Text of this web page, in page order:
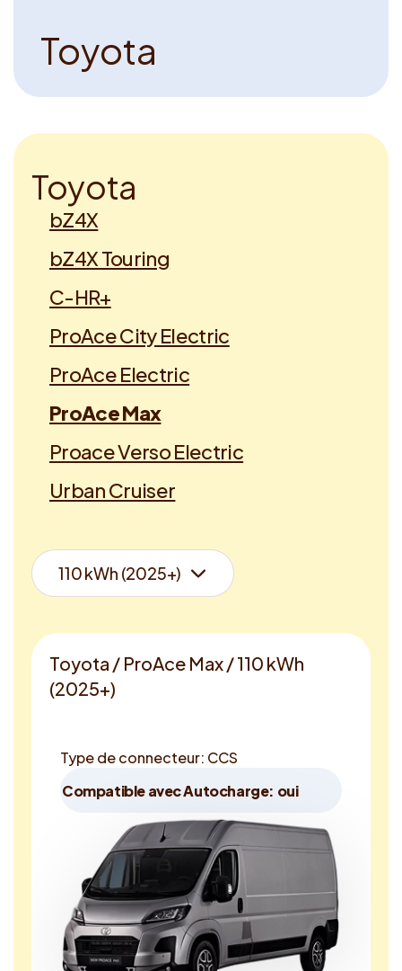
Toyota
Toyota
bZ4X
bZ4X Touring
C-HR+
ProAce City Electric
ProAce Electric
ProAce Max
Proace Verso Electric
Urban Cruiser
Toyota / ProAce Max / 110 kWh
(2025+)
Type de connecteur: CCS
Compatible avec Autocharge: oui